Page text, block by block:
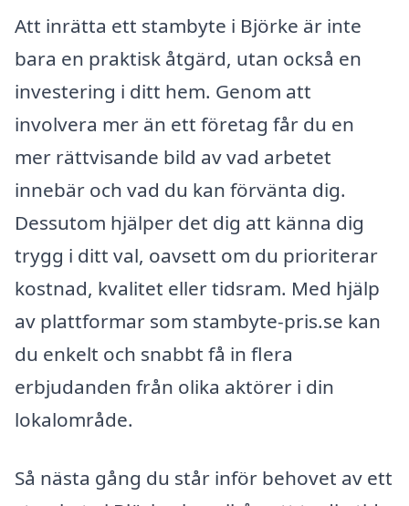
Att inrätta ett stambyte i Björke är inte
bara en praktisk åtgärd, utan också en
investering i ditt hem. Genom att
involvera mer än ett företag får du en
mer rättvisande bild av vad arbetet
innebär och vad du kan förvänta dig.
Dessutom hjälper det dig att känna dig
trygg i ditt val, oavsett om du prioriterar
kostnad, kvalitet eller tidsram. Med hjälp
av plattformar som stambyte-pris.se kan
du enkelt och snabbt få in flera
erbjudanden från olika aktörer i din
lokalområde.
Så nästa gång du står inför behovet av ett